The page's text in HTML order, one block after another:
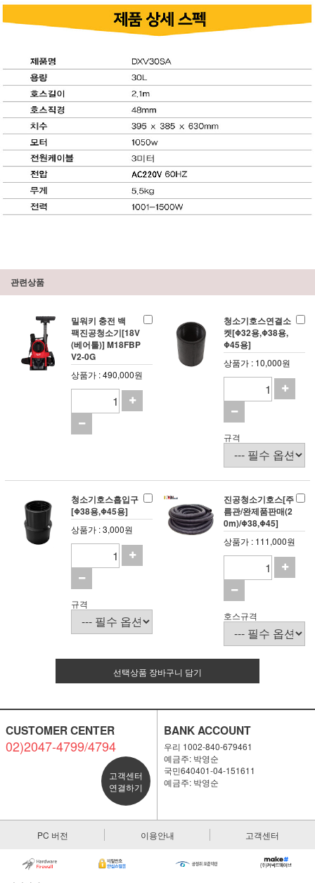
관련상품
밀워키 충전 백
팩 진공청소기[18V
(베어툴)] M18FBP
V2-0G
상품가 : 490,000원
청소기호스연결소
켓[Φ32용,Φ38용,
Φ45용]
상품가 : 10,000원
규격
청소기호스흡입구
[Φ38용,Φ45용]
상품가 : 3,000원
규격
진공청소기호스[주
름관/완제품판매(2
0m)/Φ38,Φ45]
상품가 : 111,000원
호스규격
선택상품 장바구니 담기
CUSTOMER CENTER
02)2047-4799/4794
고객센터
연결하기
BANK ACCOUNT
우리 1002-840-679461
예금주: 박영순
국민640401-04-151611
예금주: 박영순
PC 버전 이용안내 고객센터